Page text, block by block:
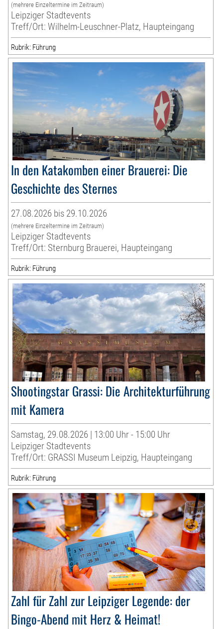
(mehrere Einzeltermine im Zeitraum)
Leipziger Stadtevents
Treff/Ort: Wilhelm-Leuschner-Platz, Haupteingang
Rubrik: Führung
In den Katakomben einer Brauerei: Die
Geschichte des Sternes
27.08.2026 bis 29.10.2026
(mehrere Einzeltermine im Zeitraum)
Leipziger Stadtevents
Treff/Ort: Sternburg Brauerei, Haupteingang
Rubrik: Führung
Shootingstar Grassi: Die Architekturführung
mit Kamera
Samstag, 29.08.2026 | 13:00 Uhr - 15:00 Uhr
Leipziger Stadtevents
Treff/Ort: GRASSI Museum Leipzig, Haupteingang
Rubrik: Führung
Zahl für Zahl zur Leipziger Legende: der
Bingo-Abend mit Herz & Heimat!